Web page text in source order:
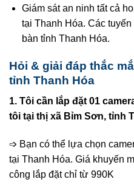
Giám sát an ninh tất cả
tại Thanh Hóa. Các
bàn tỉnh Thanh Hóa.
Hỏi & giải đáp thắc
tỉnh Thanh Hóa
1. Tôi cần lắp đặt 01
tôi tại thị xã Bỉm Sơn, tỉnh
➩ Bạn có thể lựa chọn
tại Thanh Hóa. Giá khuyến
công lắp đặt chỉ từ 990K